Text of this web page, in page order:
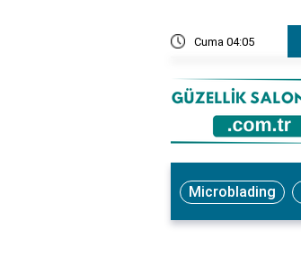
Cuma 04:05
Ne İşe Yarar? Faydaları ve Kullanım Yöntemleri
Microblading